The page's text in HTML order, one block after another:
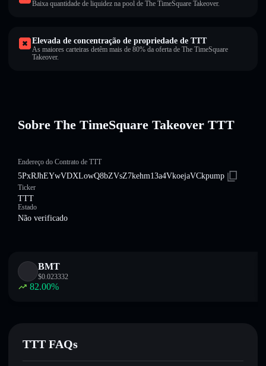
Baixa quantidade de liquidez na pool de The TimeSquare Takeover.
Elevada de concentração de propriedade de TTT
As maiores carteiras detêm mais de 80% da oferta de The TimeSquare
Takeover.
Sobre The TimeSquare Takeover TTT
Endereço do Contrato de TTT
5PxRJhEYwVDXLowQ8bZVsZ7kehm13a4VkoejaVCkpump
Ticker
TTT
Estado
Não verificado
BMT
$0.023332
82.00%
TTT FAQs